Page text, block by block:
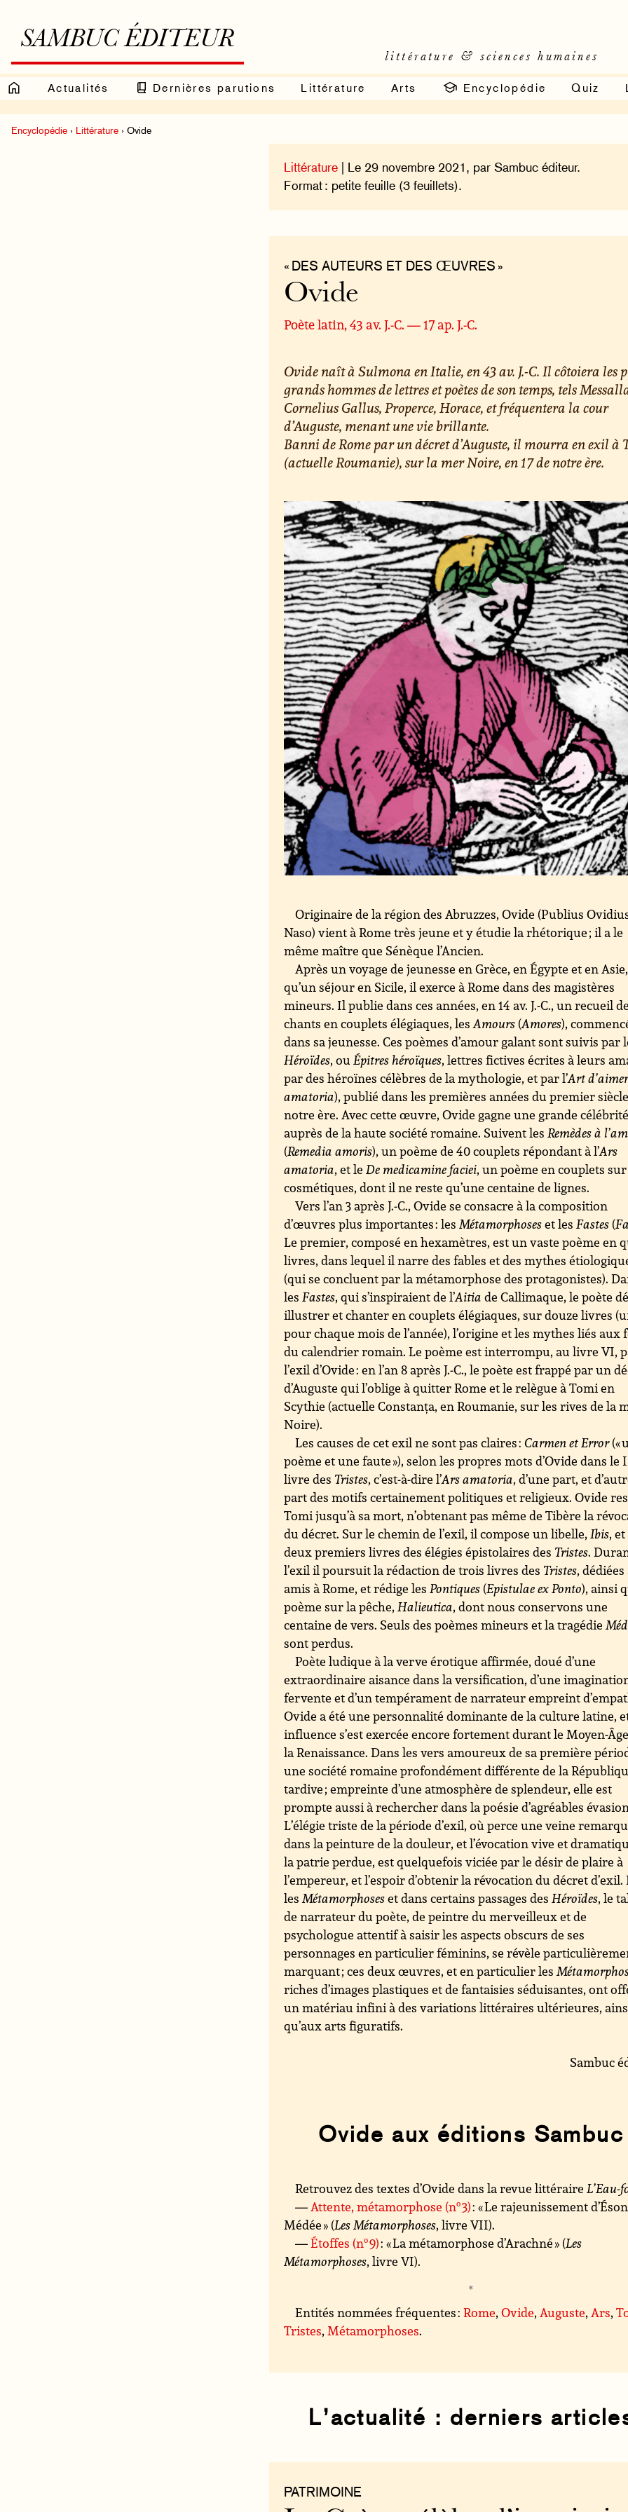
SAMBUC ÉDITEUR
littérature & sciences humaines
Actualités Dernières parutions Littérature Arts Encyclopédie Quiz
Encyclopédie › Littérature › Ovide
Littérature | Le 29 novembre 2021, par Sambuc éditeur.
Format : petite feuille (3 feuillets).
« DES AUTEURS ET DES ŒUVRES »
Ovide
Poète latin, 43 av. J.-C. — 17 ap. J.-C.
Ovide naît à Sulmona en Italie, en 43 av. J.-C. Il côtoiera les
grands hommes de lettres et poètes de son temps, tels
Cornelius Gallus, Properce, Horace, et fréquentera la cour
d’Auguste, menant une vie brillante.
Banni de Rome par un décret d’Auguste, il mourra en exil à
(actuelle Roumanie), sur la mer Noire, en 17 de notre ère.
Originaire de la région des Abruzzes, Ovide (Publius
Naso) vient à Rome très jeune et y étudie la rhétorique ; il a le
même maître que Sénèque l’Ancien.
Après un voyage de jeunesse en Grèce, en Égypte et en
qu’un séjour en Sicile, il exerce à Rome dans des magistères
mineurs. Il publie dans ces années, en 14 av. J.-C., un recueil
chants en couplets élégiaques, lesAmours (Amores),
dans sa jeunesse. Ces poèmes d’amour galant sont suivis par
Héroïdes, ouÉpitres héroïques, lettres fictives écrites à leurs
par des héroïnes célèbres de la mythologie, et par l’Art
amatoria), publié dans les premières années du premier
notre ère. Avec cette œuvre, Ovide gagne une grande
auprès de la haute société romaine. Suivent lesRemèdes à
(Remedia amoris), un poème de 40 couplets répondant à l’Ars
amatoria, et leDe medicamine faciei, un poème en couplets
cosmétiques, dont il ne reste qu’une centaine de lignes.
Vers l’an 3 après J.-C., Ovide se consacre à la composition
d’œuvres plus importantes : lesMétamorphoseset lesFastes (
Le premier, composé en hexamètres, est un vaste poème en
livres, dans lequel il narre des fables et des mythes
(qui se concluent par la métamorphose des protagonistes).
lesFastes, qui s’inspiraient de l’Aitia de Callimaque, le poète
illustrer et chanter en couplets élégiaques, sur douze livres
pour chaque mois de l’année), l’origine et les mythes liés aux
du calendrier romain. Le poème est interrompu, au livre VI,
l’exil d’Ovide : en l’an 8 après J.-C., le poète est frappé par un
d’Auguste qui l’oblige à quitter Rome et le relègue à Tomi en
Scythie (actuelle Constanța, en Roumanie, sur les rives de la
Noire).
Les causes de cet exil ne sont pas claires : Carmen et Error(«
poème et une faute »), selon les propres mots d’Ovide dans le
livre des Tristes, c’est-à-dire l’Ars amatoria, d’une part, et
part des motifs certainement politiques et religieux. Ovide
Tomi jusqu’à sa mort, n’obtenant pas même de Tibère la
du décret. Sur le chemin de l’exil, il compose un libelle,Ibis,
deux premiers livres des élégies épistolaires des Tristes.
l’exil il poursuit la rédaction de trois livres des Tristes, dédiées
amis à Rome, et rédige lesPontiques (Epistulae ex Ponto), ainsi
poème sur la pêche,Halieutica, dont nous conservons une
centaine de vers. Seuls des poèmes mineurs et la tragédie
sont perdus.
Poète ludique à la verve érotique affirmée, doué d’une
extraordinaire aisance dans la versification, d’une
fervente et d’un tempérament de narrateur empreint
Ovide a été une personnalité dominante de la culture latine,
influence s’est exercée encore fortement durant le Moyen-
la Renaissance. Dans les vers amoureux de sa première
une société romaine profondément différente de la
tardive ; empreinte d’une atmosphère de splendeur, elle est
prompte aussi à rechercher dans la poésie d’agréables
L’élégie triste de la période d’exil, où perce une veine
dans la peinture de la douleur, et l’évocation vive et
la patrie perdue, est quelquefois viciée par le désir de plaire à
l’empereur, et l’espoir d’obtenir la révocation du décret d’exil.
lesMétamorphoseset dans certains passages desHéroïdes, le
de narrateur du poète, de peintre du merveilleux et de
psychologue attentif à saisir les aspects obscurs de ses
personnages en particulier féminins, se révèle
marquant ; ces deux œuvres, et en particulier les
riches d’images plastiques et de fantaisies séduisantes, ont
un matériau infini à des variations littéraires ultérieures,
qu’aux arts figuratifs.
Sambuc
Ovide aux éditions Sambuc
Retrouvez des textes d’Ovide dans la revue littéraireL’Eau-
—Attente, métamorphose (no3): « Le rajeunissement
Médée » (Les Métamorphoses, livre VII).
—Étoffes (no9): « La métamorphose d’Arachné » (Les
Métamorphoses, livre VI).
Entités nommées fréquentes :Rome,Ovide,Auguste,Ars,
Tristes,Métamorphoses.
L’actualité : derniers
PATRIMOINE